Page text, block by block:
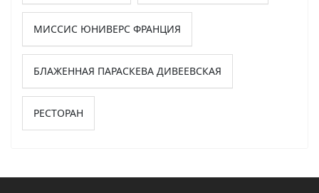
МИССИС ЮНИВЕРС ФРАНЦИЯ
БЛАЖЕННАЯ ПАРАСКЕВА ДИВЕЕВСКАЯ
РЕСТОРАН